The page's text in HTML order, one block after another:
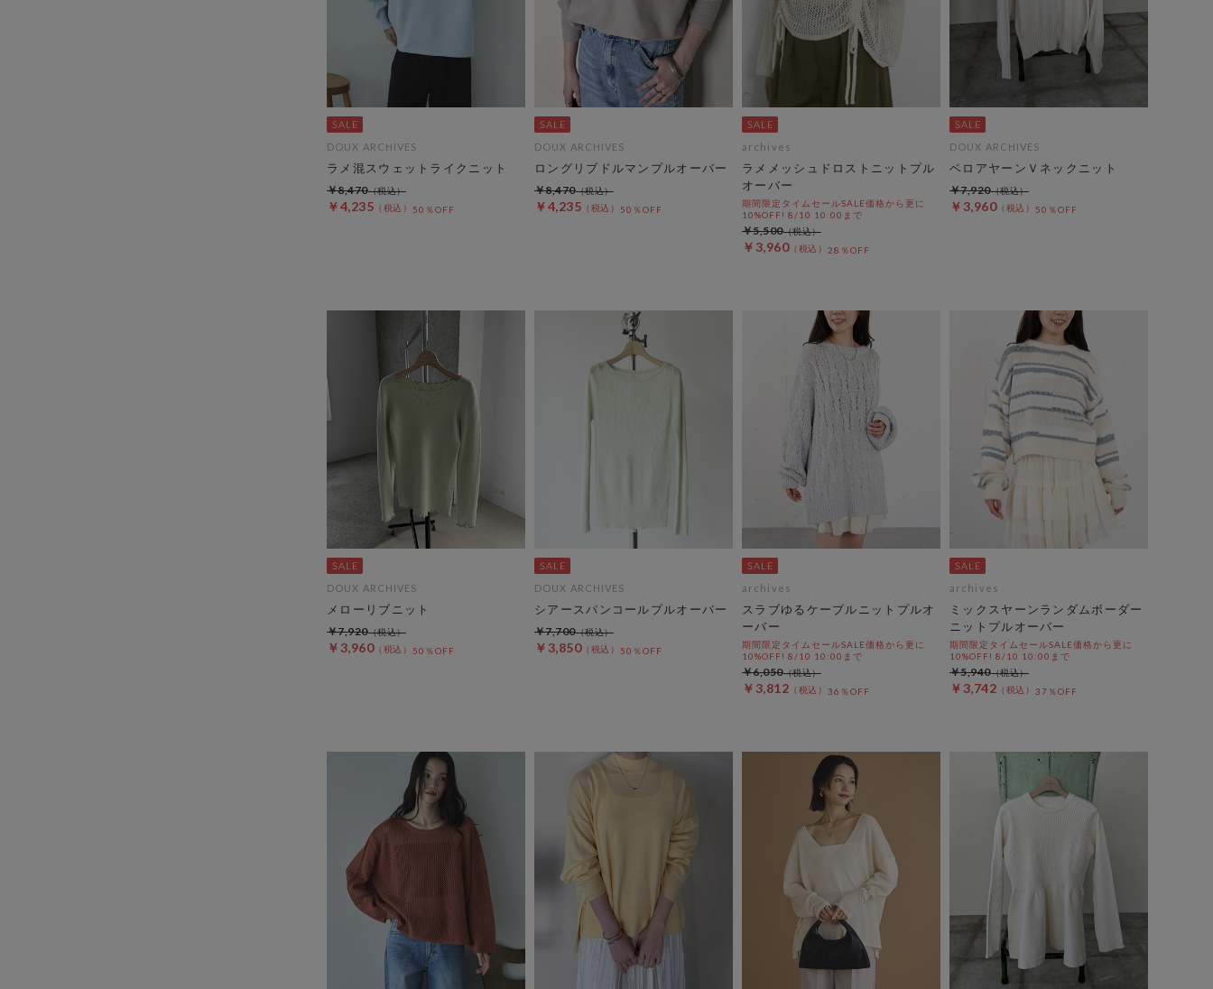
DOUX ARCHIVES
ラメ混スウェットライクニット
￥4,235 50％OFF
￥8,470
DOUX ARCHIVES
ロングリブドルマンプルオーバー
￥4,235 50％OFF
￥8,470
archives
ラメメッシュドロストニットプル
オーバー
期間限定タイムセールSALE価格から更に
10%OFF! 8/10 10:00まで
￥3,960 28％OFF
￥5,500
DOUX ARCHIVES
ベロアヤーンＶネックニット
￥3,960 50％OFF
￥7,920
DOUX ARCHIVES
メローリブニット
￥3,960 50％OFF
￥7,920
DOUX ARCHIVES
シアースパンコールプルオーバー
￥3,850 50％OFF
￥7,700
archives
スラブゆるケーブルニットプルオ
ーバー
期間限定タイムセールSALE価格から更に
10%OFF! 8/10 10:00まで
￥3,812 36％OFF
￥6,050
archives
ミックスヤーンランダムボーダー
ニットプルオーバー
期間限定タイムセールSALE価格から更に
10%OFF! 8/10 10:00まで
￥3,742 37％OFF
￥5,940